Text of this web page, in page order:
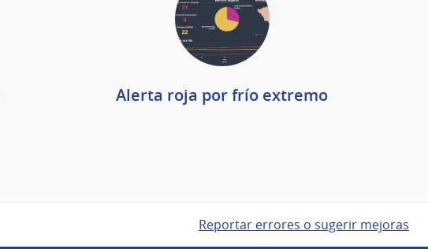
Alerta roja por frío extremo
Reportar errores o sugerir mejoras